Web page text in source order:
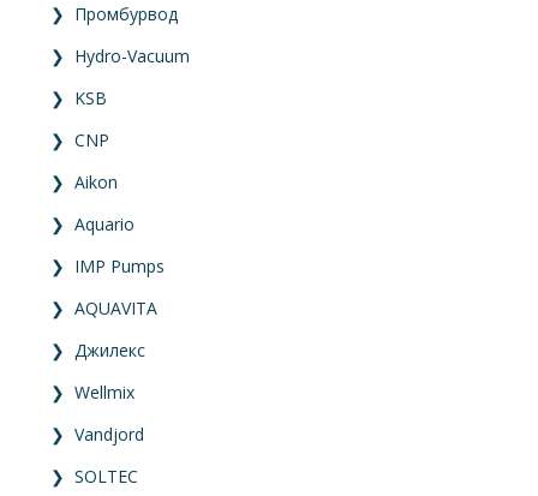
❯ Промбурвод
❯ Hydro-Vacuum
❯ KSB
❯ CNP
❯ Aikon
❯ Aquario
❯ IMP Pumps
❯ AQUAVITA
❯ Джилекс
❯ Wellmix
❯ Vandjord
❯ SOLTEC